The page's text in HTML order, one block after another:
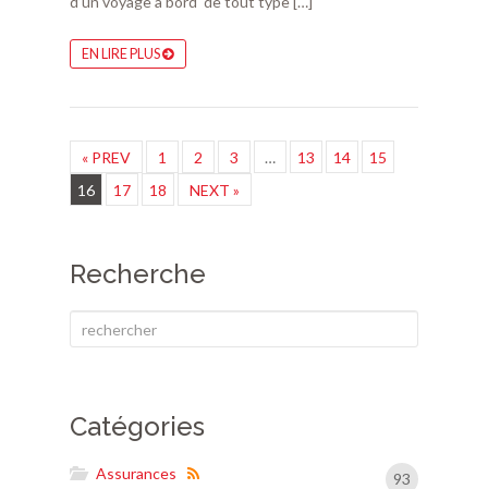
EN LIRE PLUS
« PREV 1 2 3 … 13 14
15
16
17 18 NEXT »
Recherche
Catégories
Assurances 93